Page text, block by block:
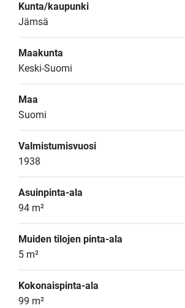
Kunta/kaupunki
Jämsä
Maakunta
Keski-Suomi
Maa
Suomi
Valmistumisvuosi
1938
Asuinpinta-ala
94 m²
Muiden tilojen pinta-ala
5 m²
Kokonaispinta-ala
99 m²